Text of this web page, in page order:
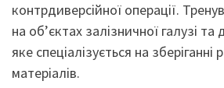
контрдиверсійної операції.
на об’єктах залізничної галузі
яке спеціалізується на зберіганні
матеріалів.